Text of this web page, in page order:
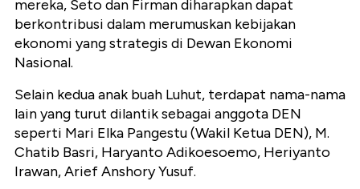
mereka, Seto dan Firman diharapkan dapat
berkontribusi dalam merumuskan kebijakan
ekonomi yang strategis di Dewan Ekonomi
Nasional.
Selain kedua anak buah Luhut, terdapat nama-nama
lain yang turut dilantik sebagai anggota DEN
seperti Mari Elka Pangestu (Wakil Ketua DEN), M.
Chatib Basri, Haryanto Adikoesoemo, Heriyanto
Irawan, Arief Anshory Yusuf.